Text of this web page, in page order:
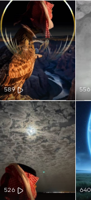
556
589
640
526